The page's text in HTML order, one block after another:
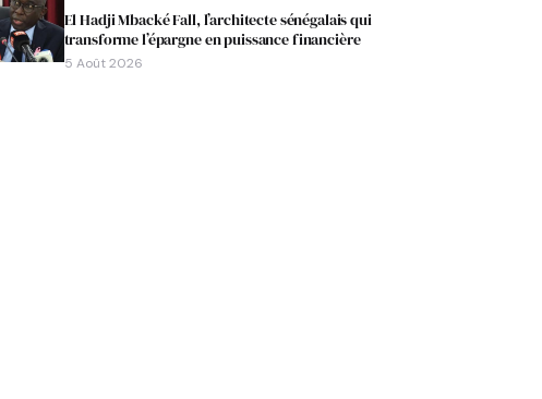
El Hadji Mbacké Fall, l’architecte sénégalais qui
transforme l’épargne en puissance financière
5 Août 2026